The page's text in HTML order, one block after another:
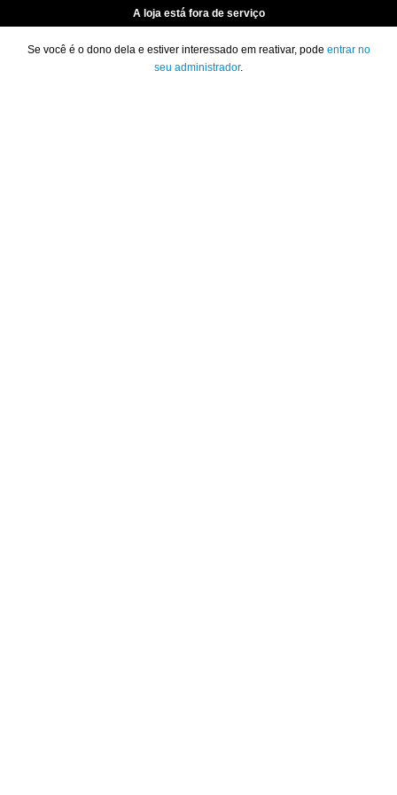
A loja está fora de serviço
Se você é o dono dela e estiver interessado em reativar, pode entrar no
seu administrador.